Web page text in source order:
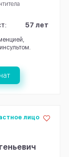
57 лет
лицо